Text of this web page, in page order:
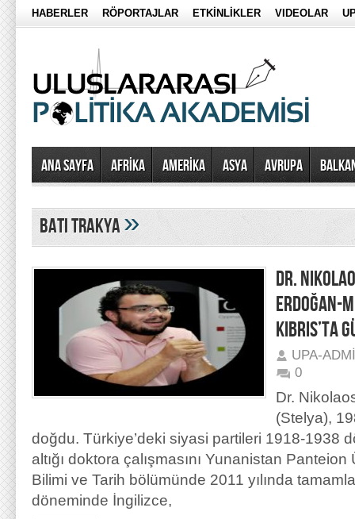
HABERLER RÖPORTAJLAR ETKİNLİKLER VIDEOLAR
Ana Sayfa AFRİKA AMERİKA ASYA AVRUPA
batı trakya»
DR.
ERDOĞAN-
KIBRIS’TA
UPA-
0
Dr.
(Stelya),
doğdu. Türkiye’deki siyasi partileri 1918-1938
altığı doktora çalışmasını Yunanistan
Bilimi ve Tarih bölümünde 2011 yılında
döneminde İngilizce,